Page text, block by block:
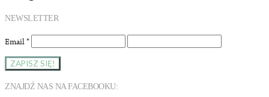
NEWSLETTER
Email*
ZNAJDŹ NAS NA FACEBOOKU: